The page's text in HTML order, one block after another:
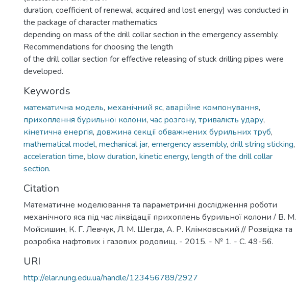
duration, coefficient of renewal, acquired and lost energy) was conducted in
the package of character mathematics
depending on mass of the drill collar section in the emergency assembly.
Recommendations for choosing the length
of the drill collar section for effective releasing of stuck drilling pipes were
developed.
Keywords
математична модель, механічний яс, аварійне компонування,
прихоплення бурильної колони, час розгону, тривалість удару,
кінетична енергія, довжина секції обважнених бурильних труб,
mathematical model, mechanical jar, emergency assembly, drill string sticking,
acceleration time, blow duration, kinetic energy, length of the drill collar
section.
Citation
Математичне моделювання та параметричні дослідження роботи
механічного яса під час ліквідації прихоплень бурильної колони / В. М.
Мойсишин, К. Г. Левчук, Л. М. Шегда, А. Р. Клімковський // Розвідка та
розробка нафтових і газових родовищ. - 2015. - № 1. - С. 49-56.
URI
http://elar.nung.edu.ua/handle/123456789/2927